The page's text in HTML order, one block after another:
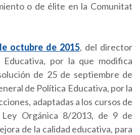
o de élite en la Comunitat
octubre de 2015, del director
por la que modifica
de 25 de septiembre de
de Política Educativa, por la
adaptadas a los cursos de
Orgánica 8/2013, de 9 de
de la calidad educativa, para